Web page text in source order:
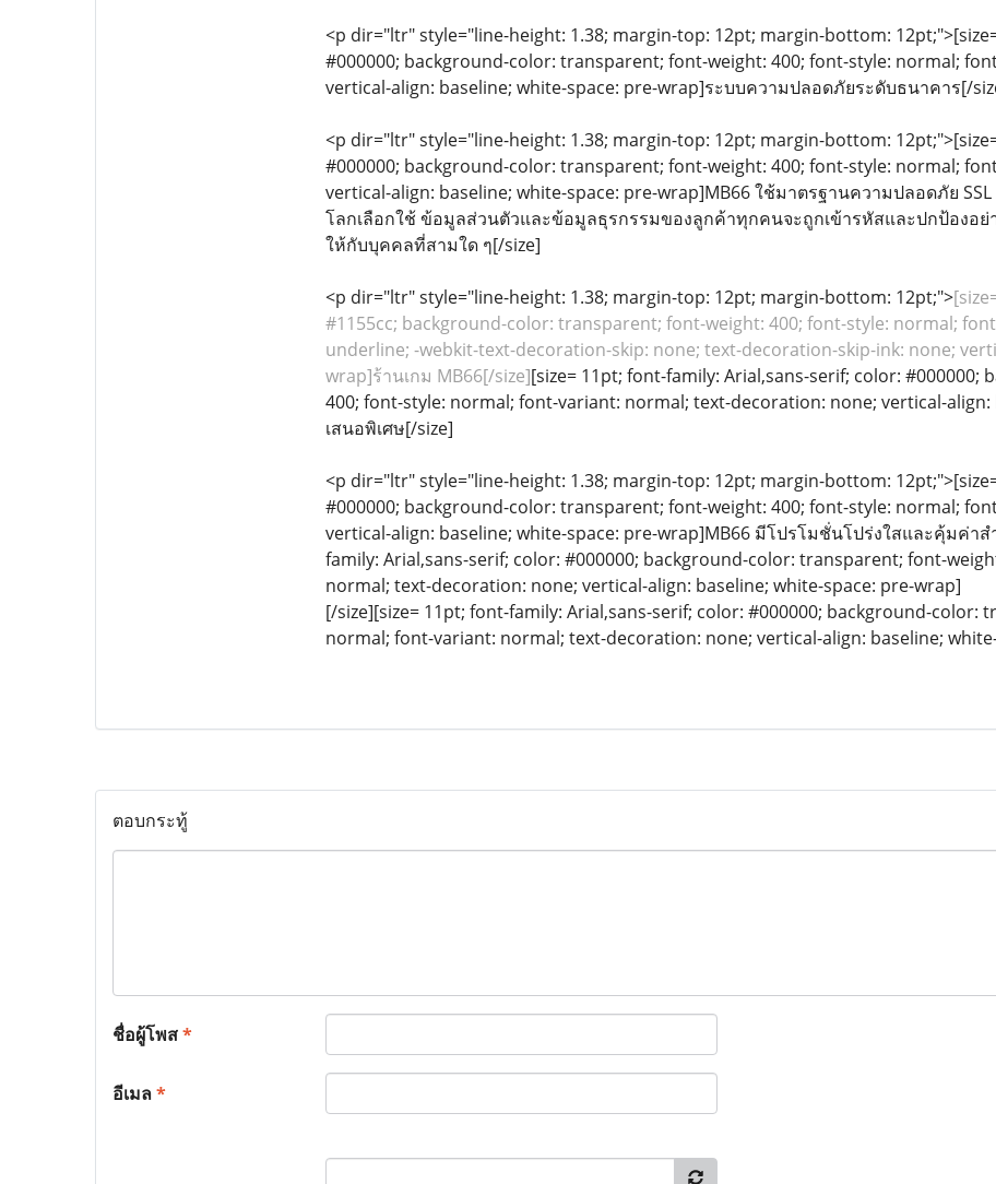
<p dir="ltr" style="line-height: 1.38; margin-top: 12pt; margin-bottom:
#000000; background-color: transparent; font-weight: 400; font-style: normal;
vertical-align: baseline; white-space: pre-wrap]ระบบความปลอดภัยระดับธนาคาร[/
<p dir="ltr" style="line-height: 1.38; margin-top: 12pt; margin-bottom:
#000000; background-color: transparent; font-weight: 400; font-style: normal;
vertical-align: baseline; white-space: pre-wrap]MB66 ใช้มาตรฐานความปลอดภัย
โลกเลือกใช้ ข้อมูลส่วนตัวและข้อมูลธุรกรรมของลูกค้าทุกคนจะถูกเข้ารหัสและปกป้องอย่
ให้กับบุคคลที่สามใด ๆ[/size]
<p dir="ltr" style="line-height: 1.38; margin-top: 12pt; margin-bottom: 12pt;">
#1155cc; background-color: transparent; font-weight: 400; font-style: normal;
underline; -webkit-text-decoration-skip: none; text-decoration-skip-ink: none;
wrap]ร้านเกม MB66[/size][size= 11pt; font-family: Arial,sans-serif; color:
400; font-style: normal; font-variant: normal; text-decoration: none; vertical-
เสนอพิเศษ[/size]
<p dir="ltr" style="line-height: 1.38; margin-top: 12pt; margin-bottom:
#000000; background-color: transparent; font-weight: 400; font-style: normal;
vertical-align: baseline; white-space: pre-wrap]MB66 มีโปรโมชั่นโปร่งใสและคุ้มค่า
family: Arial,sans-serif; color: #000000; background-color: transparent; font-
normal; text-decoration: none; vertical-align: baseline; white-space: pre-wrap]
[/size][size= 11pt; font-family: Arial,sans-serif; color: #000000; background-color:
normal; font-variant: normal; text-decoration: none; vertical-align: baseline;
ตอบกระทู้
ชื่อผู้โพส*
อีเมล*